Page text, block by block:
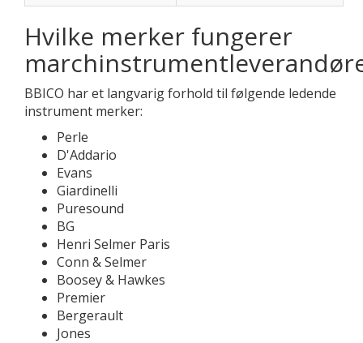
Hvilke merker fungerer
BBICO har et langvarig forhold til følgende ledende
instrument merker:
Perle
D'Addario
Evans
Giardinelli
Puresound
BG
Henri Selmer Paris
Conn & Selmer
Boosey & Hawkes
Premier
Bergerault
Jones